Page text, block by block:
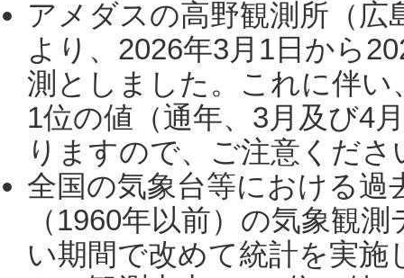
アメダスの高野観測所（
より、2026年3月1日から
測としました。これに伴い
1位の値（通年、3月及び4
りますので、ご注意くだ
全国の気象台等における過
（1960年以前）の気象観
い期間で改めて統計を実